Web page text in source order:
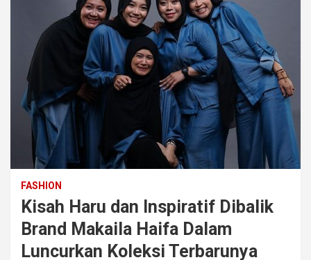
FASHION
Kisah Haru dan Inspiratif Dibalik
Brand Makaila Haifa Dalam
Luncurkan Koleksi Terbarunya